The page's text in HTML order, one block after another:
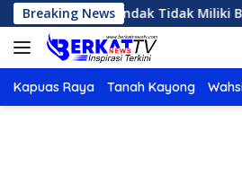
Langsung
ke
konten
Breaking News
Landak Tidak Miliki Bukti Sah
Kapuas Raya Tanah Kayong